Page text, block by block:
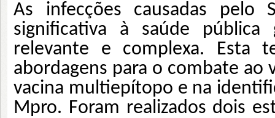
As infecções causadas pelo
significativa à saúde
relevante e complexa. Esta
abordagens para o combate
vacina multiepítopo e na
Mpro. Foram realizados dois